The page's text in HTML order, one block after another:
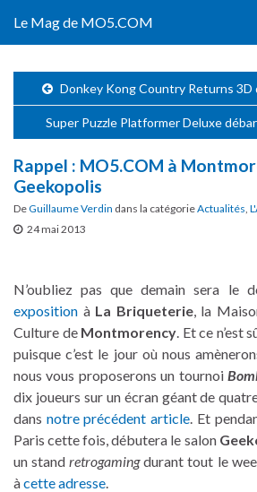
Le Mag de MO5.COM
Donkey Kong Country Returns 3D
Super Puzzle Platformer Deluxe
Rappel : MO5.COM à
Geekopolis
DeGuillaume Verdin dans la catégorieActualités,
24 mai 2013
N’oubliez pas que demain sera le
exposition à La Briqueterie, la
Culture de Montmorency. Et ce n’est
puisque c’est le jour où nous
nous vous proposerons un tournoi
dix joueurs sur un écran géant de
dans notre précédent article. Et
Paris cette fois, débutera le salon
un standretrogamingdurant tout le
àcette adresse.